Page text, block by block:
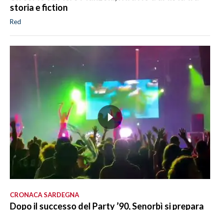
storia e fiction
Red
CRONACA SARDEGNA
Dopo il successo del Party ’90, Senorbì si prepara